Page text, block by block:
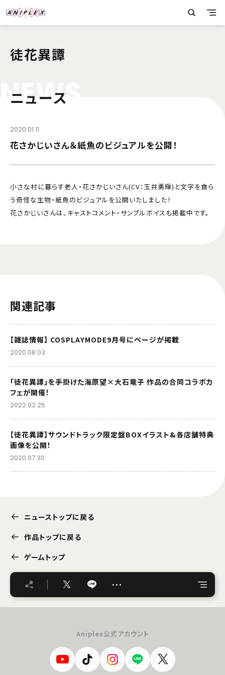
徒花異譚
NEWS
ニュース
2020.01.11
花さかじいさん＆紙魚のビジュアルを公開！
小さな村に暮らす老人・花さかじいさん(CV：玉井勇輝)と文字を食ら
う奇怪な生物・紙魚のビジュアルを公開いたしました！
花さかじいさんは、キャストコメント・サンプルボイスも掲載中です。
関連記事
【雑誌情報】 COSPLAYMODE9月号にページが掲載
2020.08.03
「徒花異譚」を手掛けた海原望×大石竜子 作品の合同コラボカ
フェが開催！
2022.02.25
【徒花異譚】サウンドトラック限定盤BOXイラスト&各店舗特典
画像を公開！
2020.07.30
ニューストップに戻る
作品トップに戻る
ゲームトップ
…
Aniplex公式アカウント